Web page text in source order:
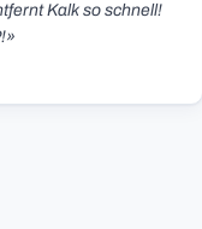
Kalk so schnell!